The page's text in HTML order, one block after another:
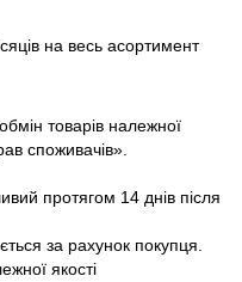
на весь асортимент
товарів належної
споживачів».
протягом 14 днів після
за рахунок покупця.
якості